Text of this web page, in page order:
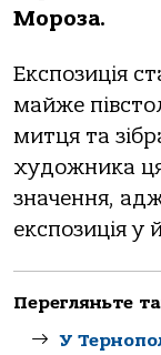
Мороза.
Експозиція
майже
митця та
художника
значення,
експозиція у
Перегляньте
У